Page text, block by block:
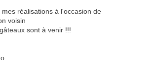
réalisations à l'occasion de
voisin
sont à venir !!!